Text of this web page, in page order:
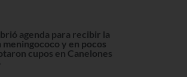
agenda para recibir la
y en pocos
cupos en Canelones